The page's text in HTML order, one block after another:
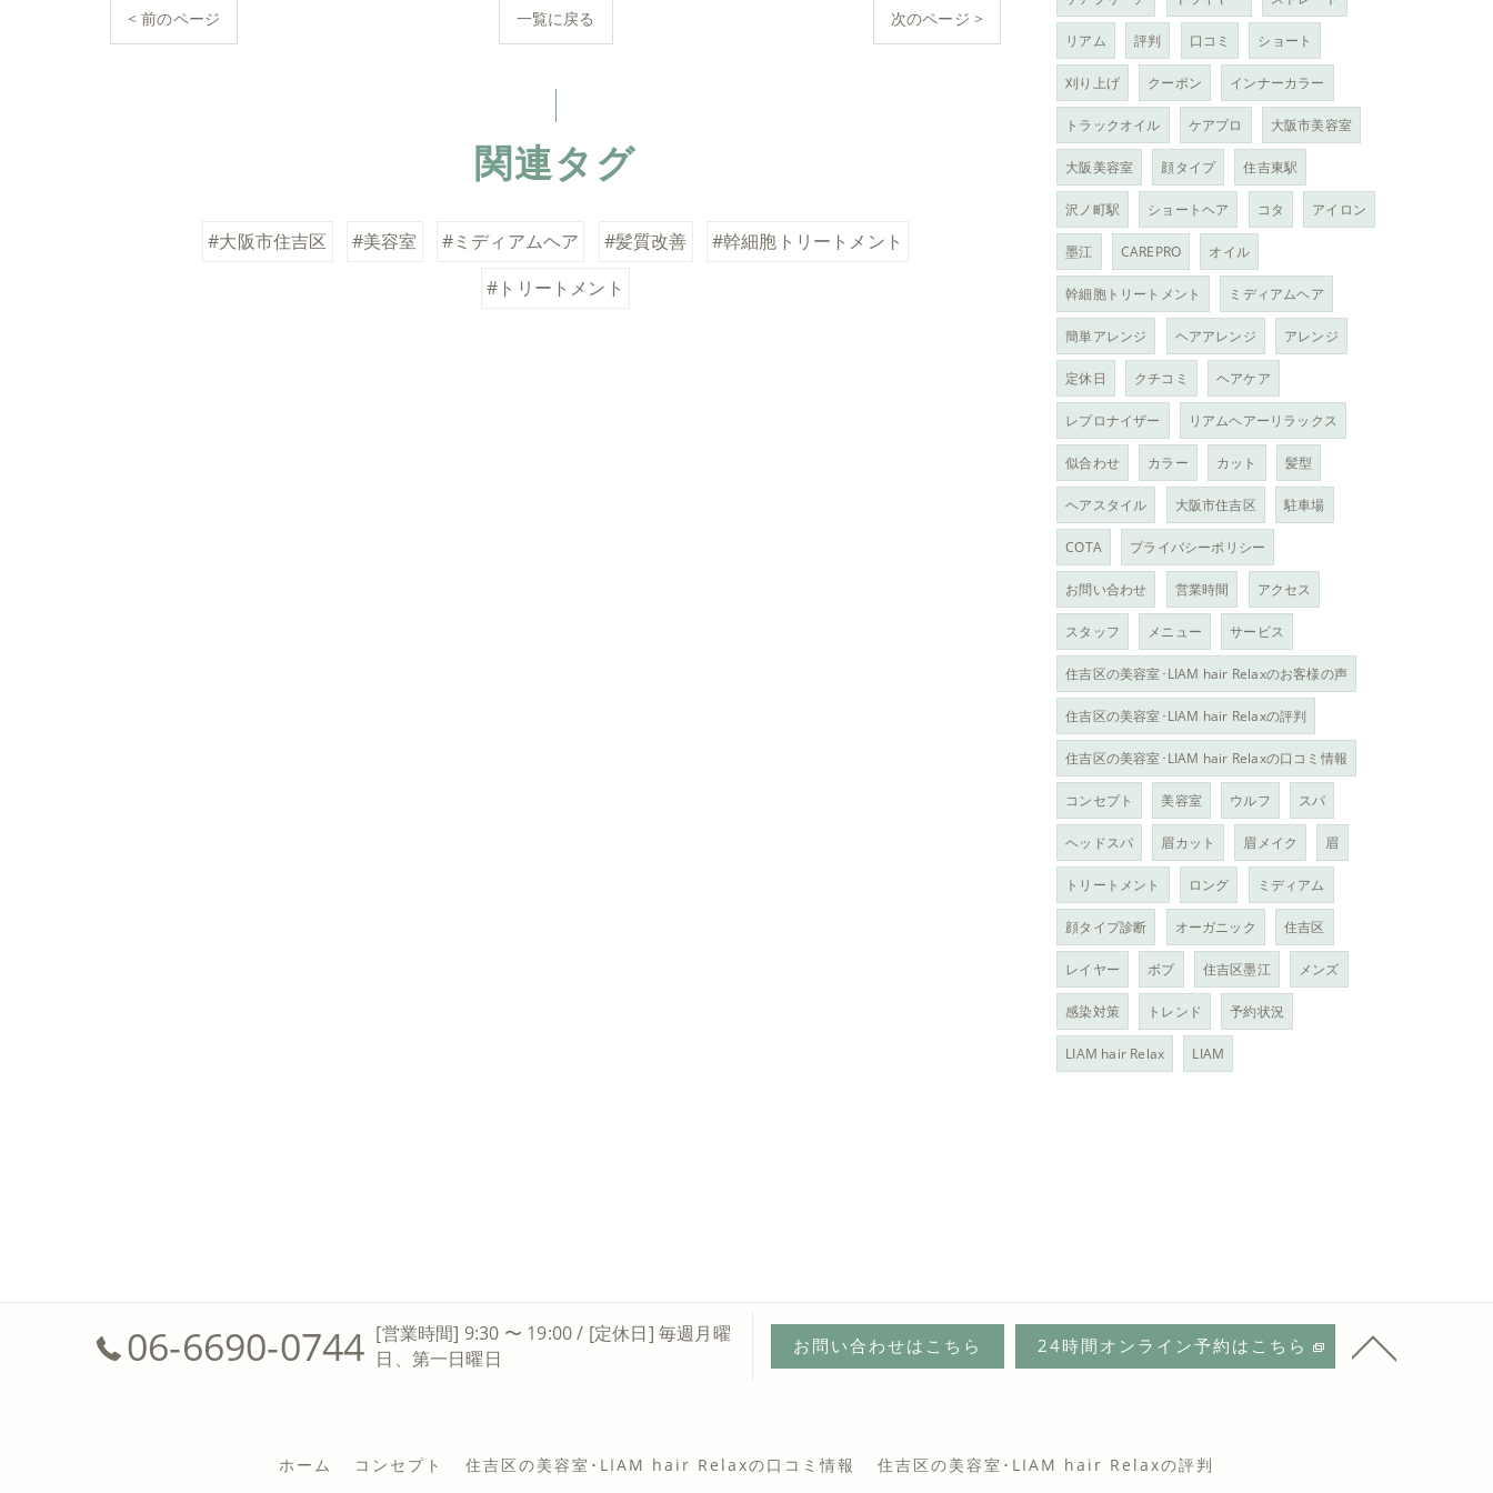
< 前のページ 一覧に戻る 次のページ >
関連タグ
#大阪市住吉区 #美容室 #ミディアムヘア #髪質改善
#幹細胞トリートメント
#トリートメント
リアム 評判 口コミ ショート
刈り上げ クーポン インナーカラー
トラックオイル ケアプロ 大阪市美容室
大阪美容室 顔タイプ 住吉東駅
沢ノ町駅 ショートヘア コタ アイロン
墨江 CAREPRO オイル
幹細胞トリートメント ミディアムヘア
簡単アレンジ ヘアアレンジ アレンジ
定休日 クチコミ ヘアケア
レプロナイザー リアムヘアーリラックス
似合わせ カラー カット 髪型
ヘアスタイル 大阪市住吉区 駐車場
COTA プライバシーポリシー
お問い合わせ 営業時間 アクセス
スタッフ メニュー サービス
住吉区の美容室･LIAM hair Relaxのお客様の声
住吉区の美容室･LIAM hair Relaxの評判
住吉区の美容室･LIAM hair Relaxの口コミ情報
コンセプト 美容室 ウルフ スパ
ヘッドスパ 眉カット 眉メイク 眉
トリートメント ロング ミディアム
顔タイプ診断 オーガニック 住吉区
レイヤー ボブ 住吉区墨江 メンズ
感染対策 トレンド 予約状況
LIAM hair Relax LIAM
06-6690-0744 [営業時間] 9:30 〜 19:00 / [定休日] 毎週月曜
日、第一日曜日
お問い合わせはこちら 24時間オンライン予約はこちら
ホーム コンセプト 住吉区の美容室･LIAM hair Relaxの口コミ情報 住吉区の美容室･LIAM hair Relaxの評判